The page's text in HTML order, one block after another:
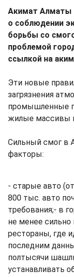
Акимат Алматы
о соблюдении
борьбы со
проблемой
ссылкой на
Эти новые
загрязнения
промышленные
жилые массивы
Сильный смог в
факторы:
- старые авто
800 тыс. авто
требования;- в
не менее сильно
рестораны, где
последним
полтысячи
устанавливать